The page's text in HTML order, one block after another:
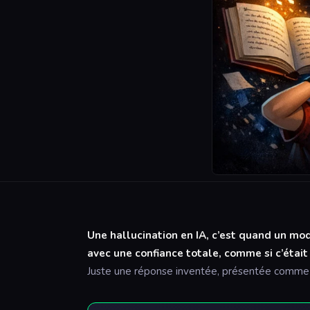
Une hallucination en IA, c’est quand un
avec une confiance totale, comme si
Juste une réponse inventée, présentée